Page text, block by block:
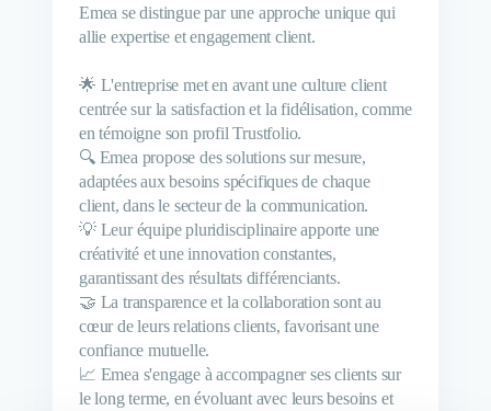
Emea se distingue par une approche unique qui
allie expertise et engagement client.
🌟 L'entreprise met en avant une culture client
centrée sur la satisfaction et la fidélisation, comme
en témoigne son profil Trustfolio.
🔍 Emea propose des solutions sur mesure,
adaptées aux besoins spécifiques de chaque
client, dans le secteur de la communication.
💡 Leur équipe pluridisciplinaire apporte une
créativité et une innovation constantes,
garantissant des résultats différenciants.
🤝 La transparence et la collaboration sont au
cœur de leurs relations clients, favorisant une
confiance mutuelle.
📈 Emea s'engage à accompagner ses clients sur
le long terme, en évoluant avec leurs besoins et